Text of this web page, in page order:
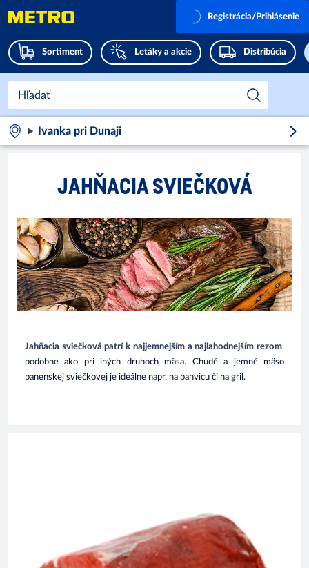
Sortiment Letáky a akcie Distribúcia
Registrácia/Prihlásenie
Ivanka pri Dunaji
JAHŇACIA SVIEČKOVÁ
Jahňacia sviečková patrí k najjemnejším a najlahodnejším rezom,
podobne ako pri iných druhoch mäsa. Chudé a jemné mäso
panenskej sviečkovej je ideálne napr. na panvicu či na gril.